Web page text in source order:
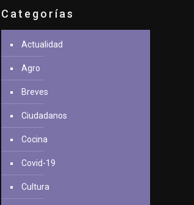
Categorías
Actualidad
Agro
Breves
Ciudadanos
Cocina
Covid-19
Cultura